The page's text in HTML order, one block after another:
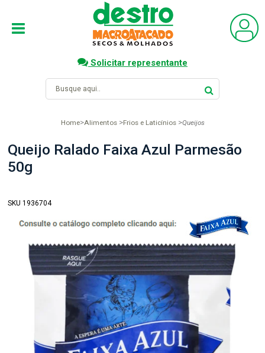
Solicitar representante
Home Alimentos Frios e Laticínios Queijos
Queijo Ralado Faixa Azul Parmesão
50g
SKU 1936704